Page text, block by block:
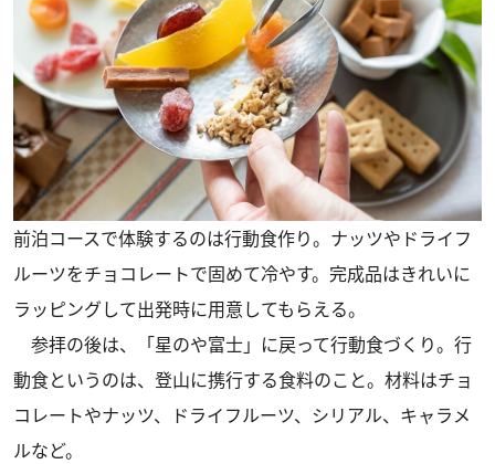
前泊コースで体験するのは行動食作り。ナッツやドライフ
ルーツをチョコレートで固めて冷やす。完成品はきれいに
ラッピングして出発時に用意してもらえる。
参拝の後は、「星のや富士」に戻って行動食づくり。行
動食というのは、登山に携行する食料のこと。材料はチョ
コレートやナッツ、ドライフルーツ、シリアル、キャラメ
ルなど。